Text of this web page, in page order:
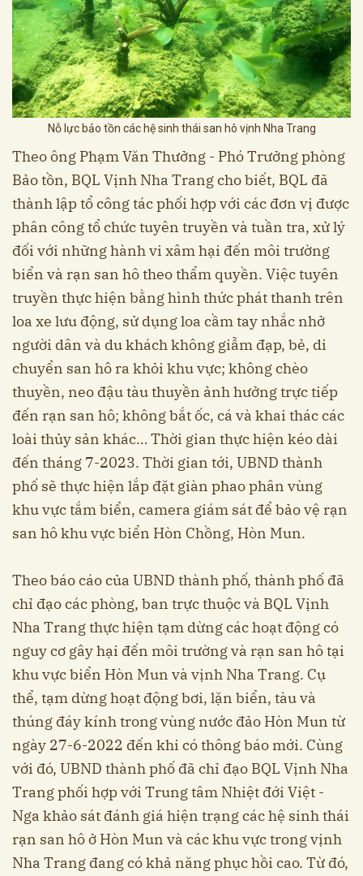
Nỗ lực bảo tồn các hệ sinh thái san hô vịnh Nha Trang
Theo ông Phạm Văn Thưởng - Phó Trưởng phòng
Bảo tồn, BQL Vịnh Nha Trang cho biết, BQL đã
thành lập tổ công tác phối hợp với các đơn vị được
phân công tổ chức tuyên truyền và tuần tra, xử lý
đối với những hành vi xâm hại đến môi trường
biển và rạn san hô theo thẩm quyền. Việc tuyên
truyền thực hiện bằng hình thức phát thanh trên
loa xe lưu động, sử dụng loa cầm tay nhắc nhở
người dân và du khách không giẫm đạp, bẻ, di
chuyển san hô ra khỏi khu vực; không chèo
thuyền, neo đậu tàu thuyền ảnh hưởng trực tiếp
đến rạn san hô; không bắt ốc, cá và khai thác các
loài thủy sản khác… Thời gian thực hiện kéo dài
đến tháng 7-2023. Thời gian tới, UBND thành
phố sẽ thực hiện lắp đặt giàn phao phân vùng
khu vực tắm biển, camera giám sát để bảo vệ rạn
san hô khu vực biển Hòn Chồng, Hòn Mun.
Theo báo cáo của UBND thành phố, thành phố đã
chỉ đạo các phòng, ban trực thuộc và BQL Vịnh
Nha Trang thực hiện tạm dừng các hoạt động có
nguy cơ gây hại đến môi trường và rạn san hô tại
khu vực biển Hòn Mun và vịnh Nha Trang. Cụ
thể, tạm dừng hoạt động bơi, lặn biển, tàu và
thúng đáy kính trong vùng nước đảo Hòn Mun từ
ngày 27-6-2022 đến khi có thông báo mới. Cùng
với đó, UBND thành phố đã chỉ đạo BQL Vịnh Nha
Trang phối hợp với Trung tâm Nhiệt đới Việt -
Nga khảo sát đánh giá hiện trạng các hệ sinh thái
rạn san hô ở Hòn Mun và các khu vực trong vịnh
Nha Trang đang có khả năng phục hồi cao. Từ đó,